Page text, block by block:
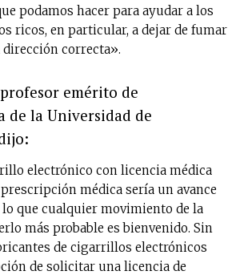
podamos hacer para ayudar a los
ricos, en particular, a dejar de fumar
dirección correcta».
emérito de
de la Universidad de
electrónico con licencia médica
médica sería un avance
que cualquier movimiento de la
más probable es bienvenido. Sin
de cigarrillos electrónicos
de solicitar una licencia de